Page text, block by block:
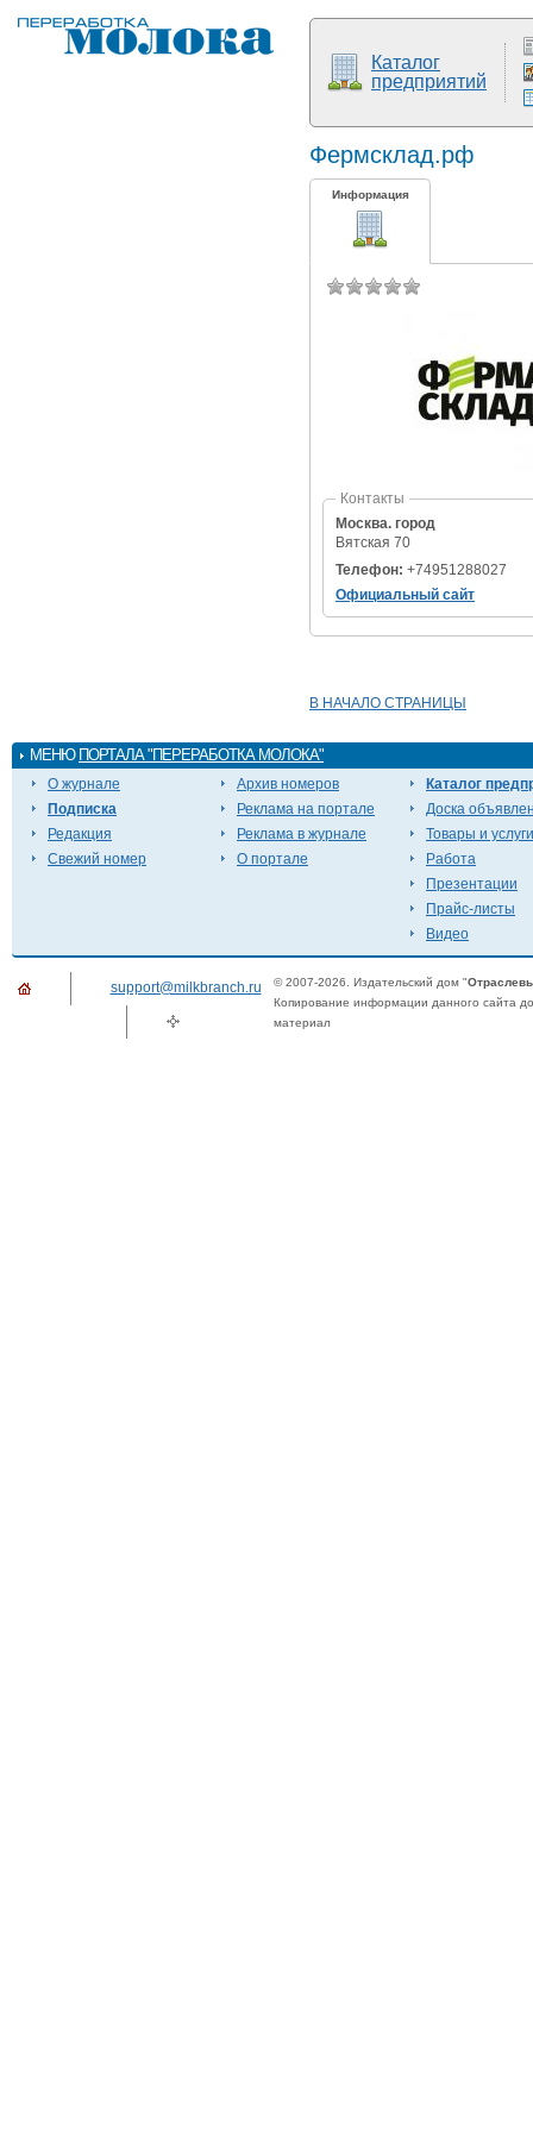
Каталог
предприятий
Фермсклад.рф
Информация
Контакты
Москва. город
Вятская 70
Телефон: +74951288027
Официальный сайт
В НАЧАЛО СТРАНИЦЫ
МЕНЮ ПОРТАЛА "ПЕРЕРАБОТКА МОЛОКА"
О журнале
Подписка
Редакция
Свежий номер
Архив номеров
Реклама на портале
Реклама в журнале
О портале
Каталог
Доска
Товары и услуги
Работа
Презентации
Прайс-листы
Видео
support@milkbranch.ru © 2007-2026. Издательский дом "
Копирование информации данного сайта
материал